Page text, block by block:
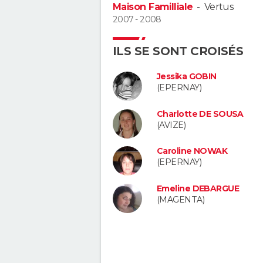
Maison Familliale - Vertus
2007 - 2008
ILS SE SONT CROISÉS
Jessika GOBIN
(EPERNAY)
Charlotte DE SOUSA
(AVIZE)
Caroline NOWAK
(EPERNAY)
Emeline DEBARGUE
(MAGENTA)